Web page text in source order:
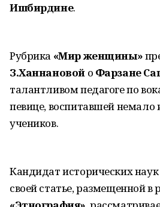
Ишбирдине.
Рубрика «Мир женщины»
З.Ханнановойо Фарзане
талантливом педагоге по
певице, воспитавшей немало
учеников.
Кандидат исторических наук
своей статье, размещенной в